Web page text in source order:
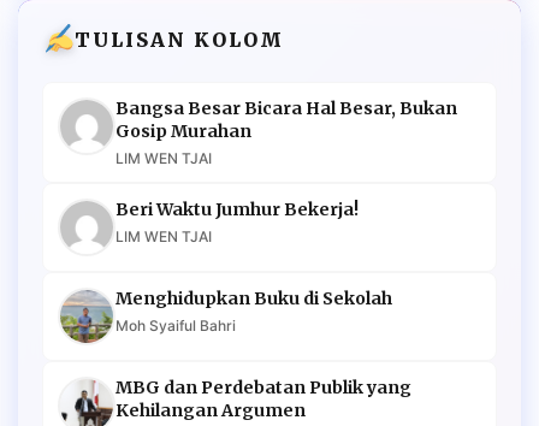
TULISAN KOLOM
Bangsa Besar Bicara Hal Besar, Bukan
Gosip Murahan
LIM WEN TJAI
Beri Waktu Jumhur Bekerja!
LIM WEN TJAI
Menghidupkan Buku di Sekolah
Moh Syaiful Bahri
MBG dan Perdebatan Publik yang
Kehilangan Argumen